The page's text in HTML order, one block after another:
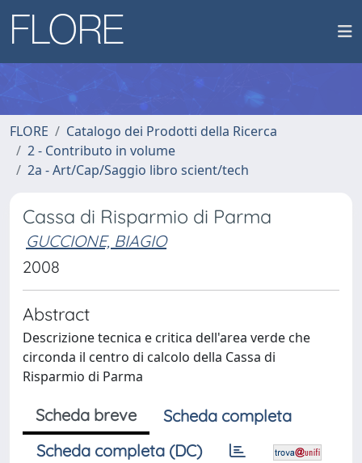
FLORE
Catalogo dei Prodotti della Ricerca
2 - Contributo in volume
2a - Art/Cap/Saggio libro scient/tech
Cassa di Risparmio di Parma
GUCCIONE, BIAGIO
2008
Abstract
Descrizione tecnica e critica dell'area verde che
circonda il centro di calcolo della Cassa di
Risparmio di Parma
Scheda breve
Scheda completa
Scheda completa (DC)